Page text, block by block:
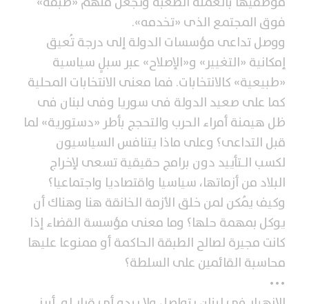
فوق المجتمع الذى «تخدمه».
ووصل تداعى مؤسسات الدولة إلى درجة تُعيق
إمكانية «التغيير» و«الإصلاح» عبر سبلٍ سياسية
«طبيعية» كالانتخابات. فما معنى الانتخابات المحلية
كما على صعيد الدولة فى سوريا وفى لبنان فى
ظل هيمنة أمراء الحرب والتحجج بأطر «دستورية» لما
قبل التداعى؟ وعلى ماذا يتنافس السياسيون
لكسب الـتأييد دون برامج حقيقية تسعى لإخراج
البلاد من أزماتها، سياسيا واقتصاديا واجتماعيا؟
وكيف يُمكن لمن خلق الأزمة الخانقة هنا وهناك أن
يوكل بمهمة حلها؟ وما معنى مؤسسة القضاء إذا
كانت مجيرة لصالح الطبقة الحاكمة أو ممنوعا عليها
محاسبة القائمين على السلطة؟
•••